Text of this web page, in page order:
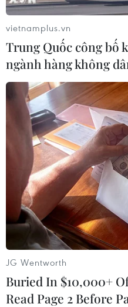
Chủ tịch Quốc hội Vương
(Ảnh:
vietnamplus.vn
Trung Quốc công bố
ngành hàng không
JG Wentworth
Buried In $10,000+
Read Page 2 Before